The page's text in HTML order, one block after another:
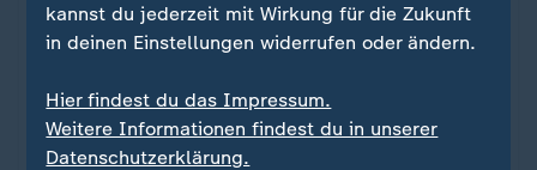
Wann und wo Frauen tatsächlich
unsicher sind
FAQ
kannst du jederzeit mit Wirkung für die Zukunft
in deinen Einstellungen widerrufen oder ändern.
Hier findest du das Impressum.
Weitere Informationen findest du in unserer
Datenschutzerklärung.